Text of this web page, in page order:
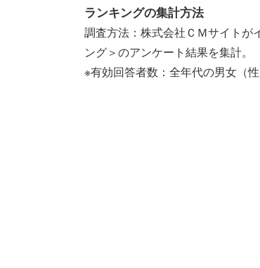
ランキングの集計方法
調査方法：株式会社ＣＭサイトが
ング＞のアンケート結果を集計。
※有効回答者数：全年代の男女（